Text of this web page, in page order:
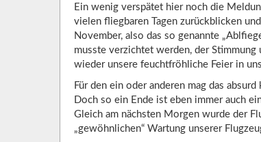
Ein wenig verspätet hier noch die
vielen fliegbaren Tagen zurückblicken
November, also das so genannte
musste verzichtet werden, der
wieder unsere feuchtfröhliche Feier in
Für den ein oder anderen mag das
Doch so ein Ende ist eben immer auch
Gleich am nächsten Morgen wurde der
„gewöhnlichen“ Wartung unserer